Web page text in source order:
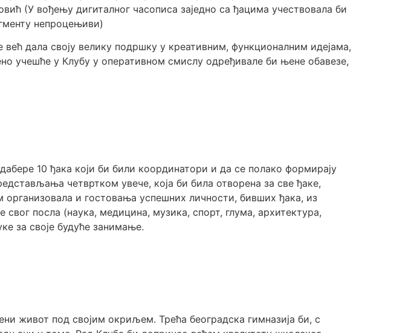
(У вођењу дигиталног часописа заједно са ђацима учествовала би
непроцењиви)
дала своју велику подршку у креативним, функционалним идејама,
учешће у Клубу у оперативном смислу одређивале би њене обавезе,
10 ђака који би били координатори и да се полако формирају
четвртком увече, која би била отворена за све ђаке,
и гостовања успешних личности, бивших ђака, из
посла (наука, медицина, музика, спорт, глума, архитектура,
за своје будуће занимање.
живот под својим окриљем. Трећа београдска гимназија би, с